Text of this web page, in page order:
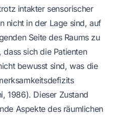
intakter sensorischer
nicht in der Lage sind, auf
Seite des Raums zu
sich die Patienten
bewusst sind, was die
1986). Dieser Zustand
Aspekte des räumlichen